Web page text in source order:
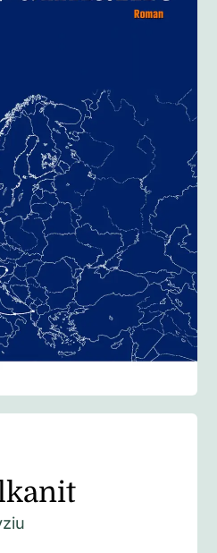
Ditarë
Blog